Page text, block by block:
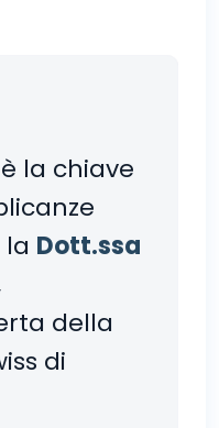
la chiave
la Dott.ssa
della
di